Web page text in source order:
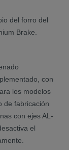
del forro del
Brake.
con
los modelos
de fabricación
con ejes AL-
el